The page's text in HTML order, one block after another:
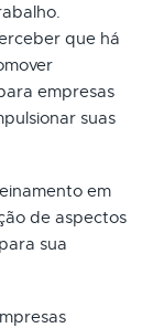
que há
empresas
suas
em
de aspectos
sua